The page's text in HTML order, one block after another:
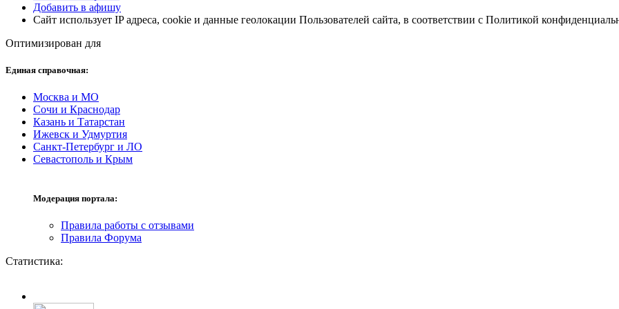
Добавить в афишу
Сайт использует IP адреса, cookie и данные геолокации Пользователей сайта, в соответствии с Политикой
Оптимизирован для
Единая справочная:
Москва и МО
Сочи и Краснодар
Казань и Татарстан
Ижевск и Удмуртия
Санкт-Петербург и ЛО
Севастополь и Крым
Модерация портала:
Правила работы с отзывами
Правила Форума
Статистика: